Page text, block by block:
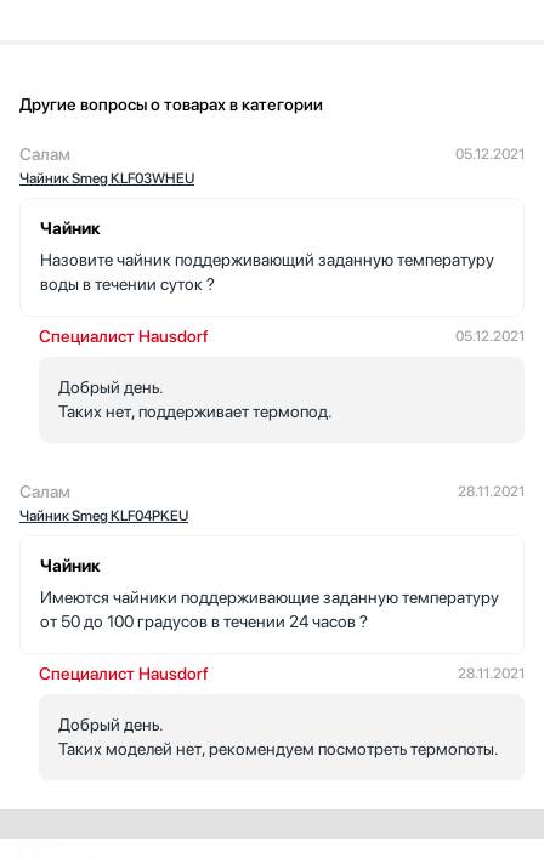
Другие вопросы о товарах в категории
Салам
Чайник Smeg KLF03WHEU
05.12.2021
Чайник
Назовите чайник поддерживающий заданную температуру
воды в течении суток ?
Специалист Hausdorf 05.12.2021
Добрый день.
Таких нет, поддерживает термопод.
Салам
Чайник Smeg KLF04PKEU
28.11.2021
Чайник
Имеются чайники поддерживающие заданную температуру
от 50 до 100 градусов в течении 24 часов ?
Специалист Hausdorf 28.11.2021
Добрый день.
Таких моделей нет, рекомендуем посмотреть термопоты.